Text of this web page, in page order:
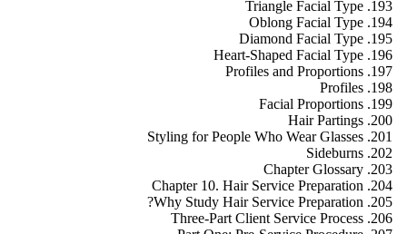
Triangle Facial Type
Oblong Facial Type
Diamond Facial Type
Heart-Shaped Facial Type
Profiles and Proportions
Profiles
Facial Proportions
Hair Partings
Styling for People Who Wear Glasses
Sideburns
Chapter Glossary
Chapter 10. Hair Service Preparation
Why Study Hair Service Preparation?
Three-Part Client Service Process